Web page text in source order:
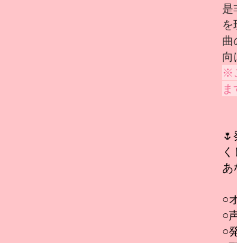
是
曲
向
※
ま
あ
○
○
○